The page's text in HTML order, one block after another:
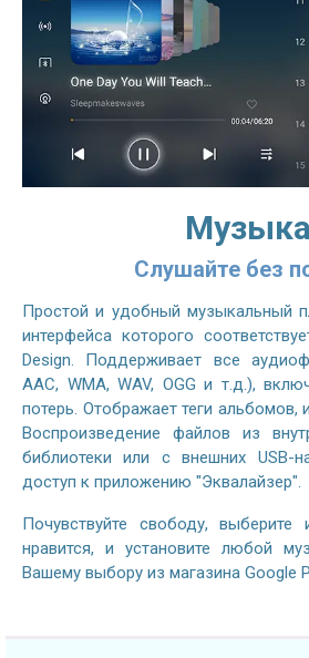
Музыка
Слушайте без
Простой и удобный музыкальный
интерфейса которого
Design. Поддерживает все
AAC, WMA, WAV, OGG и т.д.),
потерь. Отображает теги альбомов,
Воспроизведение файлов из
библиотеки или с внешних USB-
доступ к приложению "Эквалайзер".
Почувствуйте свободу,
нравится, и установите любой
Вашему выбору из магазина Google